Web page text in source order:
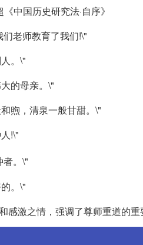
中国历史研究法·自序》
老师教育了我们!\"
。\"
的母亲。\"
煦，清泉一般甘甜。\"
!\"
者。\"
。\"
激之情，强调了尊师重道的重